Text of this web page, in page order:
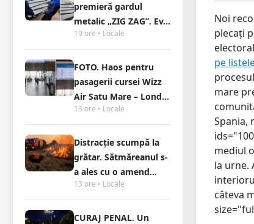
premieră gardul
metalic „ZIG ZAG”. Ev...
19 ore • Locale
FOTO. Haos pentru
pasagerii cursei Wizz
Air Satu Mare – Lond...
13 ore • Locale
Distracție scumpă la
grătar. Sătmăreanul s-
a ales cu o amend...
13 ore • Locale
CURAJ PENAL. Un
Noi
plecați
pe
mare
Spania,
mediul
la urne.
câteva